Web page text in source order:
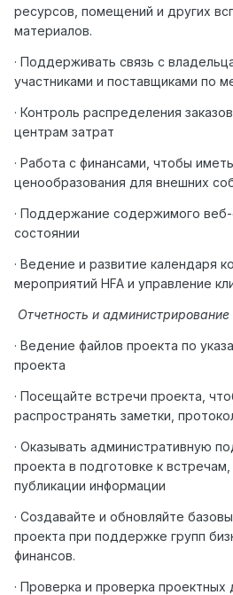
ресурсов, помещений и других
материалов.
· Поддерживать связь с
участниками и поставщиками по
· Контроль распределения
центрам затрат
· Работа с финансами, чтобы
ценообразования для внешних
· Поддержание содержимого веб-
состоянии
· Ведение и развитие календаря
мероприятий HFA и управление
Отчетность и администрирование
· Ведение файлов проекта по
проекта
· Посещайте встречи проекта,
распространять заметки,
· Оказывать административную
проекта в подготовке к
публикации информации
· Создавайте и обновляйте
проекта при поддержке групп
финансов.
· Проверка и проверка